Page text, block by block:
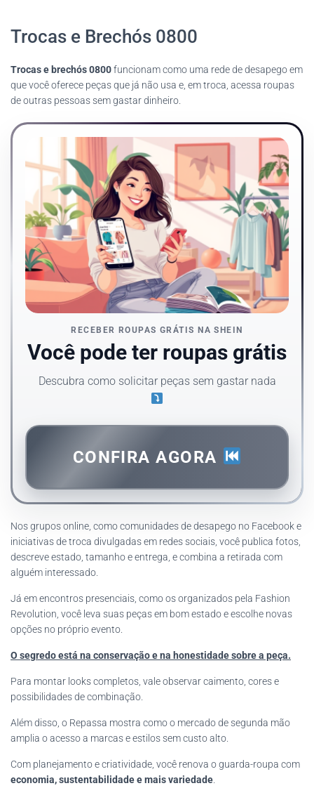
Trocas e Brechós 0800
Trocas e brechós 0800funcionam como uma rede de desapego em
que você oferece peças que já não usa e, em troca, acessa roupas
de outras pessoas sem gastar dinheiro.
RECEBER ROUPAS GRÁTIS NA SHEIN
Você pode ter roupas grátis
Descubra como solicitar peças sem gastar nada
CONFIRA AGORA
Nos grupos online, como comunidades de desapego no Facebook e
iniciativas de troca divulgadas em redes sociais, você publica fotos,
descreve estado, tamanho e entrega, e combina a retirada com
alguém interessado.
Já em encontros presenciais, como os organizados pela Fashion
Revolution, você leva suas peças em bom estado e escolhe novas
opções no próprio evento.
O segredo está na conservação e na honestidade sobre a peça.
Para montar looks completos, vale observar caimento, cores e
possibilidades de combinação.
Além disso, o Repassa mostra como o mercado de segunda mão
amplia o acesso a marcas e estilos sem custo alto.
Com planejamento e criatividade, você renova o guarda-roupa com
economia, sustentabilidade e mais variedade